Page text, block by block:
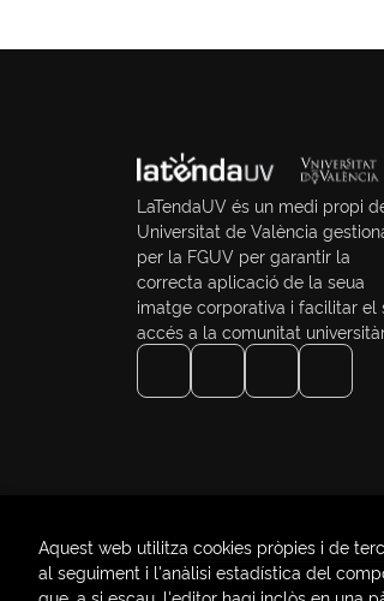
LaTendaUV és un medi propi
Universitat de València
per la FGUV per garantir la
correcta aplicació de la seua
imatge corporativa i facilitar el
accés a la comunitat
Aquest web utilitza cookies pròpies i de
al seguiment i l'anàlisi estadística del